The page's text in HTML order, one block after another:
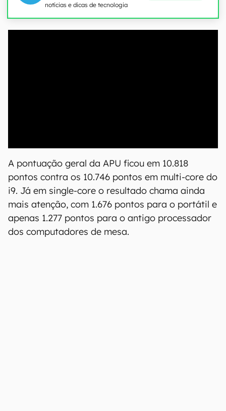
notícias e dicas de tecnologia
A pontuação geral da APU ficou em 10.818
pontos contra os 10.746 pontos em multi-core do
i9. Já em single-core o resultado chama ainda
mais atenção, com 1.676 pontos para o portátil e
apenas 1.277 pontos para o antigo processador
dos computadores de mesa.